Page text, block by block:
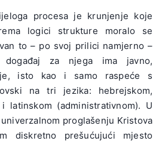
procesa je krunjenje koje
logici strukture moralo se
to – po svoj prilici namjerno –
za njega ima javno,
isto kao i samo raspeće s
na tri jezika: hebrejskom,
latinskom (administrativnom). U
proglašenju Kristova
diskretno prešućujući mjesto